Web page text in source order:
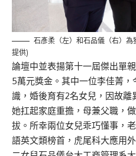
石彥柔（左）和石品儀（右）
提供)
論壇中並表揚第十一屆傑出單
5萬元獎金。其中一位李佳菁
識，婚後育有2名女兒，因故離
她扛起家庭重擔，母兼父職，
拔。所幸兩位女兒乖巧懂事，
語英文類榜首，虎尾科大應用